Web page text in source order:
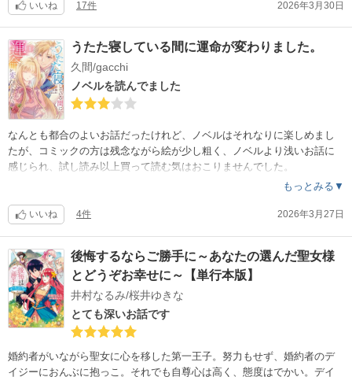
い人々の記憶を呼び起こす。
リーナは何も知ることはない。
いいね 17件 2026年3月30日
うたた寝している間に運命が変わりました。
久間/gacchi
ノベルを読んでました
なんとも都合のよいお話だったけれど、ノベルはそれなりに楽しめまし
たが、コミックの方は残念ながら絵が少し粗く、ノベルより浅いお話に
感じられ、試し読み以上買って読む気はおこりませんでした。
もっとみる▼
いいね 4件 2026年3月27日
後悔するならご勝手に～あなたの選んだ聖女様
とどうぞお幸せに～【単行本版】
井村なるみ/桜井ゆきな
とても深いお話です
婚約者がいながら聖女に心を移した第一王子。努力もせず、婚約者のデ
イジーにおんぶに抱っこ。それでも自尊心は高く、態度はでかい。デイ